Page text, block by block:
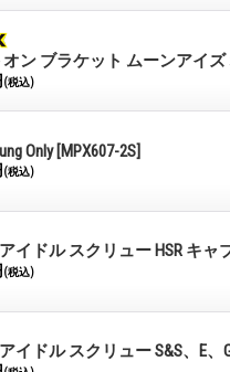
ン ブラケット ムーンアイ
(税込)
Only [MPX607-2S]
(税込)
アイドル スクリュー HSR キャ
(税込)
アイドル スクリュー S&S、E、